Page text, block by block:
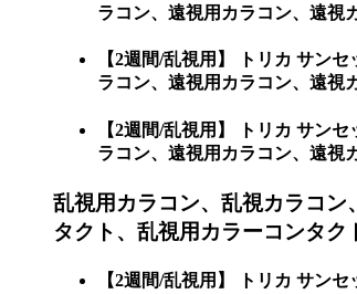
ラコン、遠視用カラコン、遠視
【2週間/乱視用】 トリカ サン
ラコン、遠視用カラコン、遠視
【2週間/乱視用】 トリカ サン
ラコン、遠視用カラコン、遠視
乱視用カラコン、乱視カラコ
タクト、乱視用カラーコンタ
【2週間/乱視用】 トリカ サン